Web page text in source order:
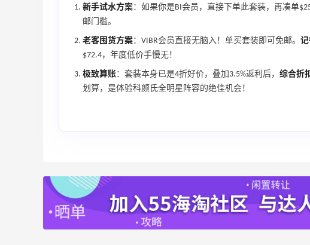
新手试水方案：如果你是BI会员，直接下单此套装，再凑单
邮门槛。
老客囤货方案：VIBR会员直接无脑入！单买套装即可免邮。 记
$72.4，年度低价手慢无！
极致算账：套装本身已是4折好价，叠加3.5%返利后， 综合折
划算，是体验科颜氏全明星阵容的绝佳机会！
最高3%返利
510人获得返利
开奖｜社区7月常规主题活动名单公布
08月06日 2